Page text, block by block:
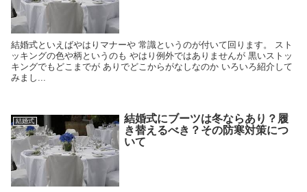
結婚式といえばやはりマナーや 常識というのが付いて回ります。 スト
ッキングの色や柄というのも やはり例外ではありませんが 黒いストッ
キングでもどこまでが ありでどこからがなしなのか いろいろ紹介して
みまし...
結婚式
結婚式にブーツは冬ならあり？履
き替えるべき？その防寒対策につ
いて